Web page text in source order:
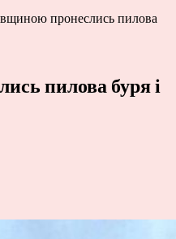
пронеслись пилова
пилова буря і